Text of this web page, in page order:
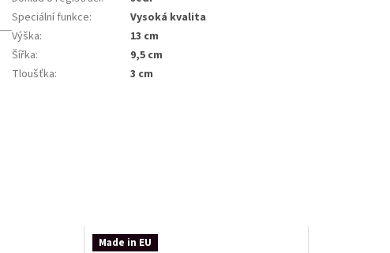
Speciální funkce:
Vysoká kvalita
Výška:
13 cm
Šířka:
9,5 cm
Tloušťka: 3 cm
Made in EU